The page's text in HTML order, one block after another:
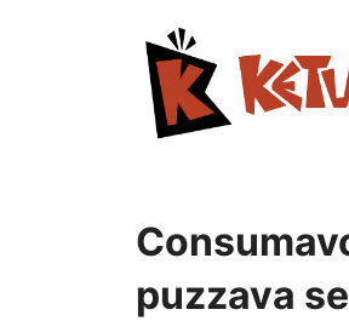
puzzava